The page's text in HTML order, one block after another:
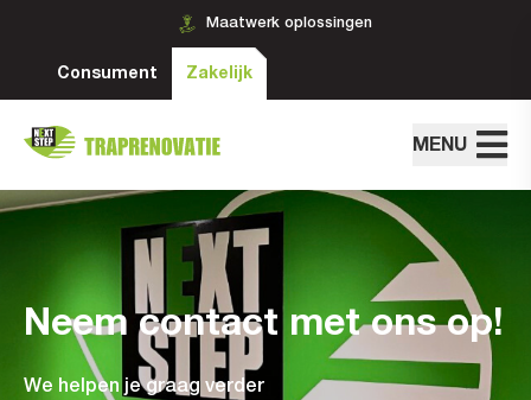
Consument Zakelijk
Maatwerk oplossingen
MENU
Neem contact met ons op!
We helpen je graag verder